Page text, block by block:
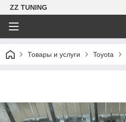
ZZ TUNING
Товары и услуги Toyota